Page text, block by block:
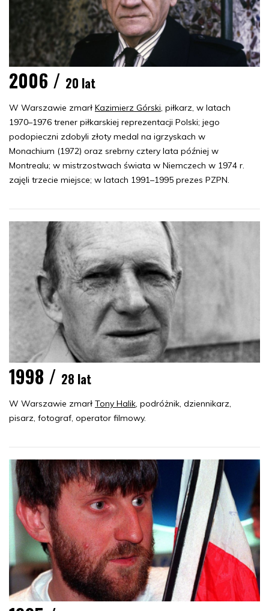
2006 / 20 lat
W Warszawie zmarł Kazimierz Górski, piłkarz, w latach
1970–1976 trener piłkarskiej reprezentacji Polski; jego
podopieczni zdobyli złoty medal na igrzyskach w
Monachium (1972) oraz srebrny cztery lata później w
Montrealu; w mistrzostwach świata w Niemczech w 1974 r.
zajęli trzecie miejsce; w latach 1991–1995 prezes PZPN.
1998 / 28 lat
W Warszawie zmarł Tony Halik, podróżnik, dziennikarz,
pisarz, fotograf, operator filmowy.